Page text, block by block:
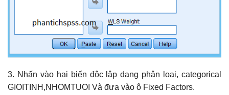
3. Nhấn vào hai biến độc lập dạng phân loại, categorical
GIOITINH,NHOMTUOI Và đưa vào ô Fixed Factors.